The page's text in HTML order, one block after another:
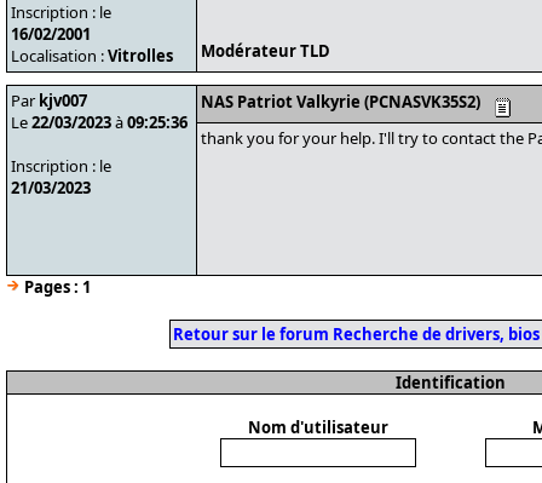
Inscription : le
16/02/2001
Localisation :Vitrolles Modérateur TLD
Par kjv007
Le22/03/2023à09:25:36
Inscription : le
21/03/2023
NAS Patriot Valkyrie (PCNASVK35S2)
thank you for your help. I'll try to contact the
Pages : 1
Retour sur le forum Recherche de drivers,
Identification
Nom d'utilisateur